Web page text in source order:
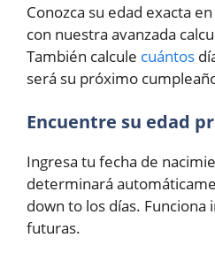
Conozca su edad exacta
con nuestra avanzada
También calcule cuántos
será su próximo
Encuentre su edad
Ingresa tu fecha de
determinará
down to los días. Funciona
futuras.